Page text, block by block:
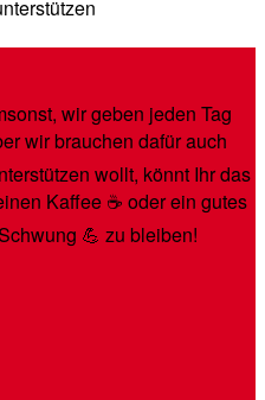
wir geben jeden Tag
wir brauchen dafür auch
wollt, könnt Ihr das
Kaffee ☕️ oder ein gutes
💪 zu bleiben!